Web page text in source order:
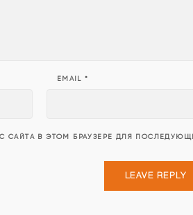
EMAIL*
САЙТА В ЭТОМ БРАУЗЕРЕ ДЛЯ